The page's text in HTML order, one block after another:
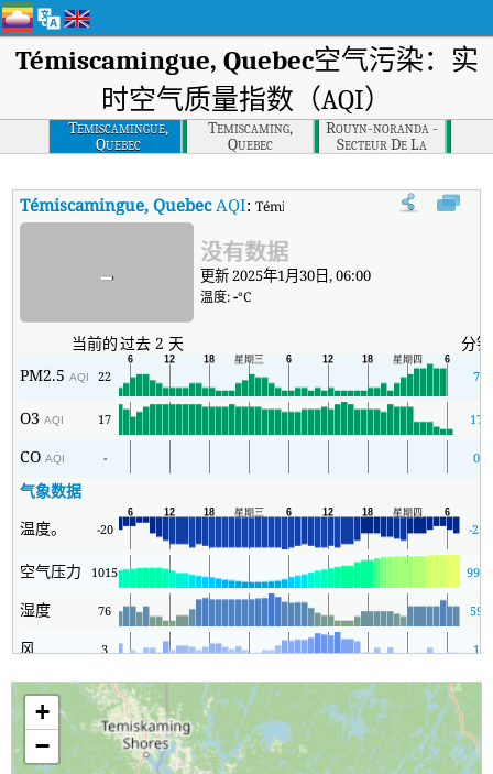
Témiscamingue, Quebec空气污染：实
时空气质量指数（AQI）
Temiscamingue,
Quebec
Temiscaming,
Quebec
Rouyn-noranda -
Secteur De La
Montee Du
Témiscamingue, QuebecAQI:Témiscamingue, Quebec实时空气质量
- 没有数据
更新 2025年1月30日, 06:00
温度:-°C
当前的过去 2 天
分钟
PM2.5AQI 22 7
O3AQI 17 17
COAQI - 0
气象数据
温度。
-20 -23
空气压力 1015 991
湿度 76 59
风 3 1
+
−